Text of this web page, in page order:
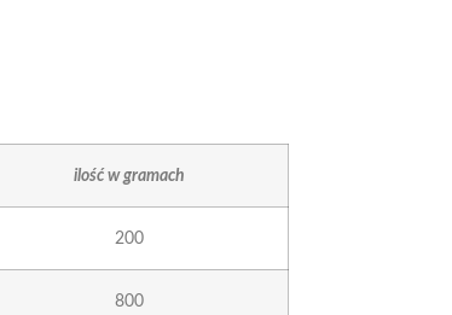
ilość w gramach
200
800